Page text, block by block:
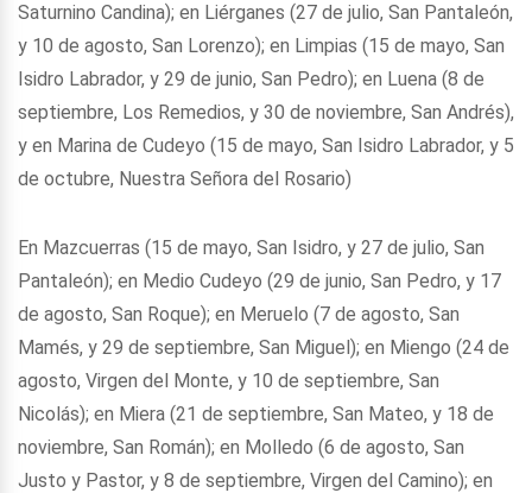
Saturnino Candina); en Liérganes (27 de julio, San Pantaleón,
y 10 de agosto, San Lorenzo); en Limpias (15 de mayo, San
Isidro Labrador, y 29 de junio, San Pedro); en Luena (8 de
septiembre, Los Remedios, y 30 de noviembre, San Andrés),
y en Marina de Cudeyo (15 de mayo, San Isidro Labrador, y 5
de octubre, Nuestra Señora del Rosario)
En Mazcuerras (15 de mayo, San Isidro, y 27 de julio, San
Pantaleón); en Medio Cudeyo (29 de junio, San Pedro, y 17
de agosto, San Roque); en Meruelo (7 de agosto, San
Mamés, y 29 de septiembre, San Miguel); en Miengo (24 de
agosto, Virgen del Monte, y 10 de septiembre, San
Nicolás); en Miera (21 de septiembre, San Mateo, y 18 de
noviembre, San Román); en Molledo (6 de agosto, San
Justo y Pastor, y 8 de septiembre, Virgen del Camino); en